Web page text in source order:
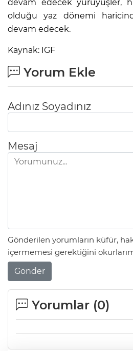
devam edecek yürüyüşler,
olduğu yaz dönemi
devam edecek.
Kaynak: IGF
Yorum Ekle
Adınız Soyadınız
Mesaj
Gönderilen yorumların küfür,
içermemesi gerektiğini
Gönder
Yorumlar (0)